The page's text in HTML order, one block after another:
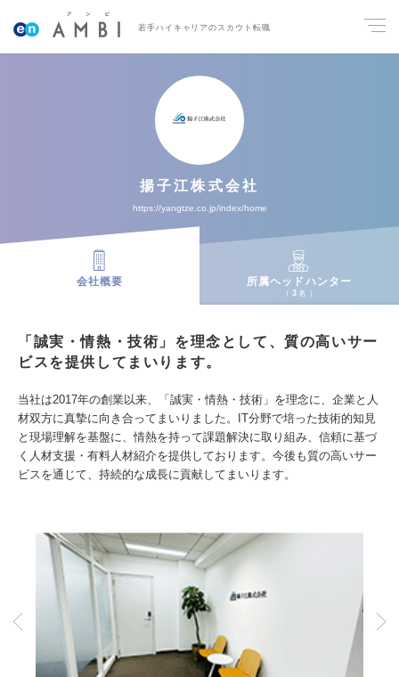
若手ハイキャリアのスカウト転職
揚子江株式会社
https://yangtze.co.jp/index/home
会社概要 所属ヘッドハンター
3 名
「誠実・情熱・技術」を理念として、質の高いサー
ビスを提供してまいります。
当社は2017年の創業以来、「誠実・情熱・技術」を理念に、企業と人
材双方に真摯に向き合ってまいりました。IT分野で培った技術的知見
と現場理解を基盤に、情熱を持って課題解決に取り組み、信頼に基づ
く人材支援・有料人材紹介を提供しております。今後も質の高いサー
ビスを通じて、持続的な成長に貢献してまいります。